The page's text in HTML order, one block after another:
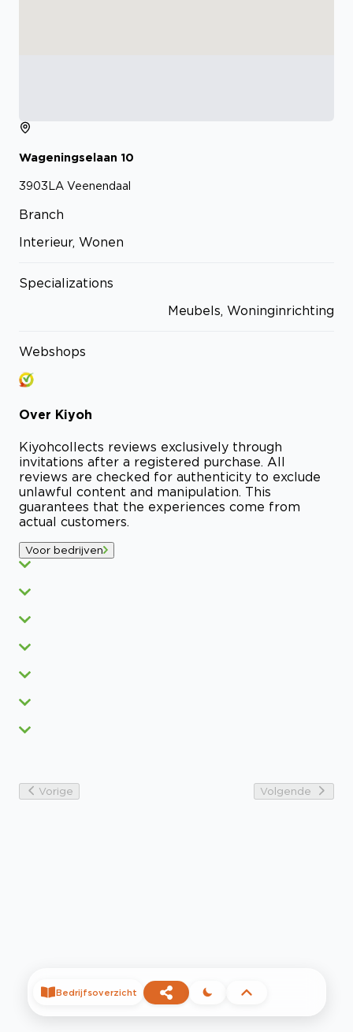
Wageningselaan 10
3903LA Veenendaal
Branch
Interieur, Wonen
Specializations
Meubels, Woninginrichting
Webshops
Over Kiyoh
Kiyohcollects reviews exclusively through
invitations after a registered purchase. All
reviews are checked for authenticity to exclude
unlawful content and manipulation. This
guarantees that the experiences come from
actual customers.
Voor bedrijven
Vorige Volgende
Bedrijfsoverzicht